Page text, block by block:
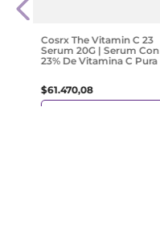
Cosrx The Vitamin C 23
Serum 20G | Serum Con
23% De Vitamina C Pura
$61.470,08